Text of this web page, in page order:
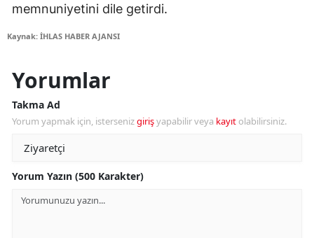
memnuniyetini dile getirdi.
Kaynak: İHLAS HABER AJANSI
Yorumlar
Takma Ad
Yorum yapmak için, istersenizgirişyapabilir veya kayıt olabilirsiniz.
Yorum Yazın (500 Karakter)